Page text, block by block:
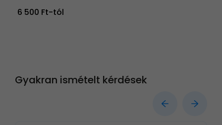
6 500 Ft-tól
Gyakran ismételt kérdések